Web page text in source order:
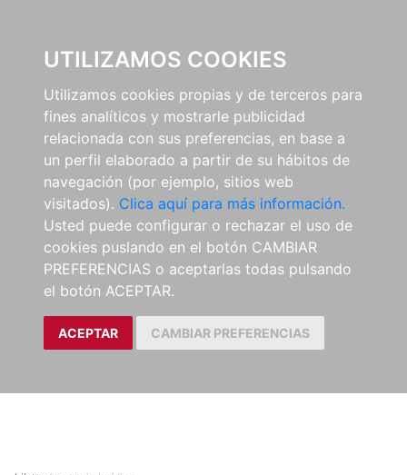
UTILIZAMOS COOKIES
Utilizamos cookies propias y de terceros para
fines analíticos y mostrarle publicidad
relacionada con sus preferencias, en base a
un perfil elaborado a partir de su hábitos de
navegación (por ejemplo, sitios web
visitados). Clica aquí para más información.
Usted puede configurar o rechazar el uso de
cookies puslando en el botón CAMBIAR
PREFERENCIAS o aceptarlas todas pulsando
el botón ACEPTAR.
ACEPTAR CAMBIAR PREFERENCIAS